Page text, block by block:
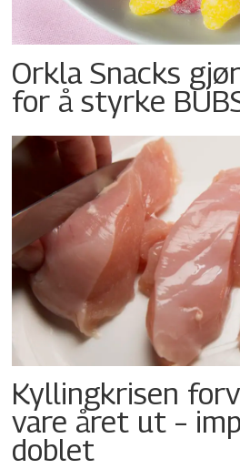
Orkla Snacks
for å styrke
Kyllingkrisen
vare året ut –
doblet